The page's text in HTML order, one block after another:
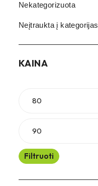
Nekategorizuota
Neįtraukta į kategorijas
KAINA
Filtruoti